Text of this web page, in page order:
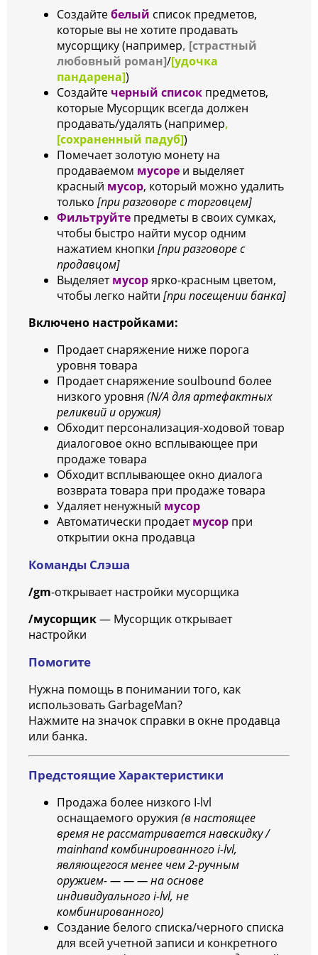
Создайтебелый список предметов,
которые вы не хотите продавать
мусорщику (например, [страстный
любовный роман]/[удочка
пандарена])
Создайте черный список предметов,
которые Мусорщик всегда должен
продавать/удалять (например,
[сохраненный падуб])
Помечает золотую монету на
продаваемом мусоре и выделяет
красный мусор, который можно удалить
только [при разговоре с торговцем]
Фильтруйте предметы в своих сумках,
чтобы быстро найти мусор одним
нажатием кнопки [при разговоре с
продавцом]
Выделяетмусорярко-красным цветом,
чтобы легко найти [при посещении банка]
Включено настройками:
Продает снаряжение ниже порога
уровня товара
Продает снаряжение soulbound более
низкого уровня (N/A для артефактных
реликвий и оружия)
Обходит персонализация-ходовой товар
диалоговое окно всплывающее при
продаже товара
Обходит всплывающее окно диалога
возврата товара при продаже товара
Удаляет ненужный мусор
Автоматически продаетмусор при
открытии окна продавца
Команды Слэша
/gm-открывает настройки мусорщика
/мусорщик— Мусорщик открывает
настройки
Помогите
Нужна помощь в понимании того, как
использовать GarbageMan?
Нажмите на значок справки в окне продавца
или банка.
Предстоящие Характеристики
Продажа более низкого I-lvl
оснащаемого оружия (в настоящее
время не рассматривается навскидку /
mainhand комбинированного i-lvl,
являющегося менее чем 2-ручным
оружием- — — — на основе
индивидуального i-lvl, не
комбинированного)
Создание белого списка/черного списка
для всей учетной записи и конкретного